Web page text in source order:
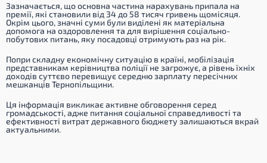
Зазначається, що основна частина нарахувань припала на
премії, які становили від 34 до 58 тисяч гривень щомісяця.
Окрім цього, значні суми були виділені як матеріальна
допомога на оздоровлення та для вирішення соціально-
побутових питань, яку посадовці отримують раз на рік.
Попри складну економічну ситуацію в країні, мобілізація
представникам керівництва поліції не загрожує, а рівень їхніх
доходів суттєво перевищує середню зарплату пересічних
мешканців Тернопільщини.
Ця інформація викликає активне обговорення серед
громадськості, адже питання соціальної справедливості та
ефективності витрат державного бюджету залишаються вкрай
актуальними.